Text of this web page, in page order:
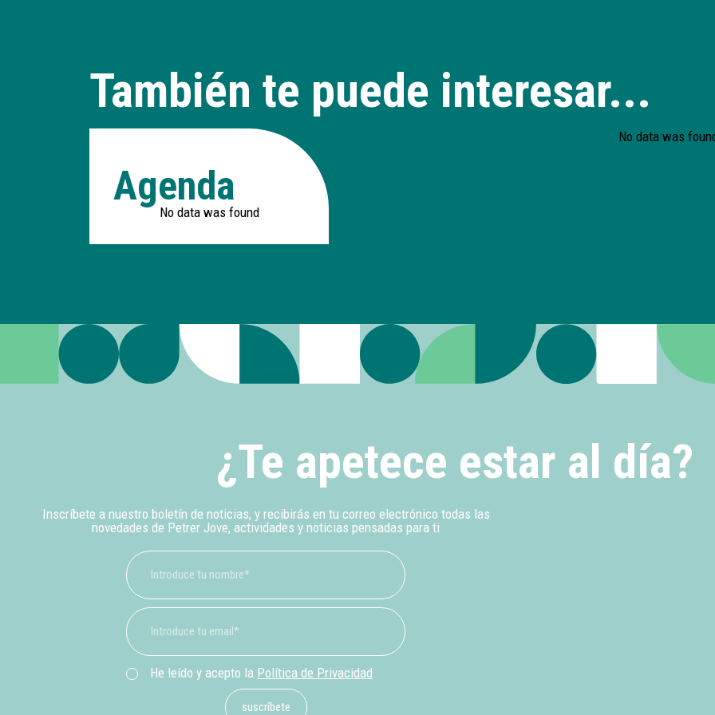
También te puede interesar...
Agenda
No data was found
No data was
¿Te apetece estar al día?
Inscríbete a nuestro boletín de noticias, y recibirás en tu correo electrónico todas las
novedades de Petrer Jove, actividades y noticias pensadas para ti
He leído y acepto la Política de Privacidad
suscríbete